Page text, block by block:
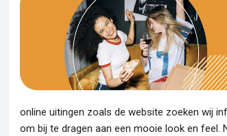
online uitingen zoals de website zoeken wij
om bij te dragen aan een mooie look en feel.